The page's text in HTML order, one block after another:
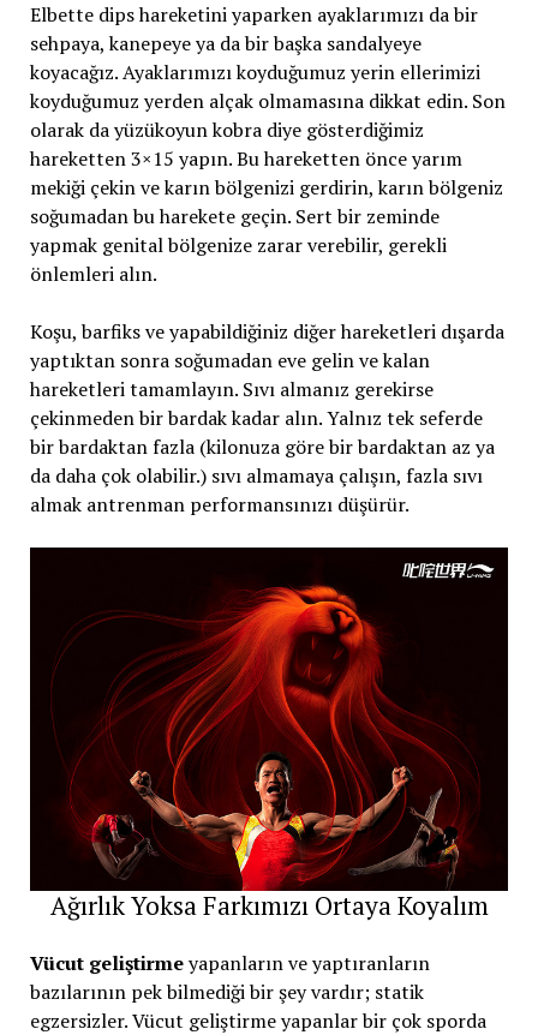
Elbette dips hareketini yaparken ayaklarımızı da bir
sehpaya, kanepeye ya da bir başka sandalyeye
koyacağız. Ayaklarımızı koyduğumuz yerin ellerimizi
koyduğumuz yerden alçak olmamasına dikkat edin. Son
olarak da yüzükoyun kobra diye gösterdiğimiz
hareketten 3×15 yapın. Bu hareketten önce yarım
mekiği çekin ve karın bölgenizi gerdirin, karın bölgeniz
soğumadan bu harekete geçin. Sert bir zeminde
yapmak genital bölgenize zarar verebilir, gerekli
önlemleri alın.
Koşu, barfiks ve yapabildiğiniz diğer hareketleri dışarda
yaptıktan sonra soğumadan eve gelin ve kalan
hareketleri tamamlayın. Sıvı almanız gerekirse
çekinmeden bir bardak kadar alın. Yalnız tek seferde
bir bardaktan fazla (kilonuza göre bir bardaktan az ya
da daha çok olabilir.) sıvı almamaya çalışın, fazla sıvı
almak antrenman performansınızı düşürür.
Ağırlık Yoksa Farkımızı Ortaya Koyalım
Vücut geliştirmeyapanların ve yaptıranların
bazılarının pek bilmediği bir şey vardır; statik
egzersizler. Vücut geliştirme yapanlar bir çok sporda